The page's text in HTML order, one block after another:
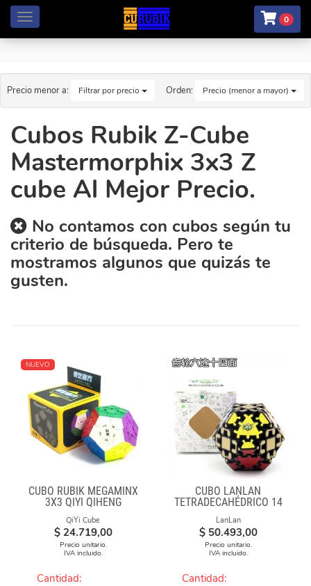
Menú 0
Precio menor a: Filtrar por precio Orden: Precio (menor a mayor)
Cubos Rubik Z-Cube
Mastermorphix 3x3 Z
cube Al Mejor Precio.
No contamos con cubos según tu
criterio de búsqueda. Pero te
mostramos algunos que quizás te
gusten.
NUEVO
CUBO RUBIK MEGAMINX
3X3 QIYI QIHENG
QiYi Cube
$ 24.719,00
Precio unitario.
IVA incluido.
Cantidad:
CUBO LANLAN
TETRADECAHÉDRICO 14
FACES GEAR CUBE
BLACK
LanLan
$ 50.493,00
Precio unitario.
IVA incluido.
Cantidad: